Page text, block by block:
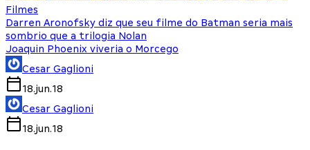
Filmes
Darren Aronofsky diz que seu filme do Batman seria mais
sombrio que a trilogia Nolan
Joaquin Phoenix viveria o Morcego
Cesar Gaglioni
18.jun.18
Cesar Gaglioni
18.jun.18